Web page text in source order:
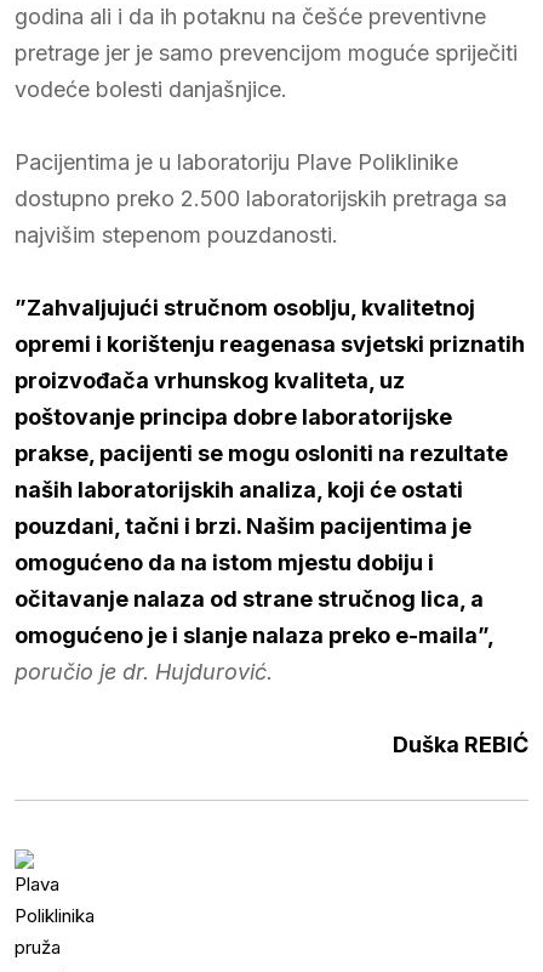
godina ali i da ih potaknu na češće preventivne
pretrage jer je samo prevencijom moguće spriječiti
vodeće bolesti danjašnjice.
Pacijentima je u laboratoriju Plave Poliklinike
dostupno preko 2.500 laboratorijskih pretraga sa
najvišim stepenom pouzdanosti.
”Zahvaljujući stručnom osoblju, kvalitetnoj
opremi i korištenju reagenasa svjetski priznatih
proizvođača vrhunskog kvaliteta, uz
poštovanje principa dobre laboratorijske
prakse, pacijenti se mogu osloniti na rezultate
naših laboratorijskih analiza, koji će ostati
pouzdani, tačni i brzi. Našim pacijentima je
omogućeno da na istom mjestu dobiju i
očitavanje nalaza od strane stručnog lica, a
omogućeno je i slanje nalaza preko e-maila”,
poručio je dr. Hujdurović.
Duška REBIĆ